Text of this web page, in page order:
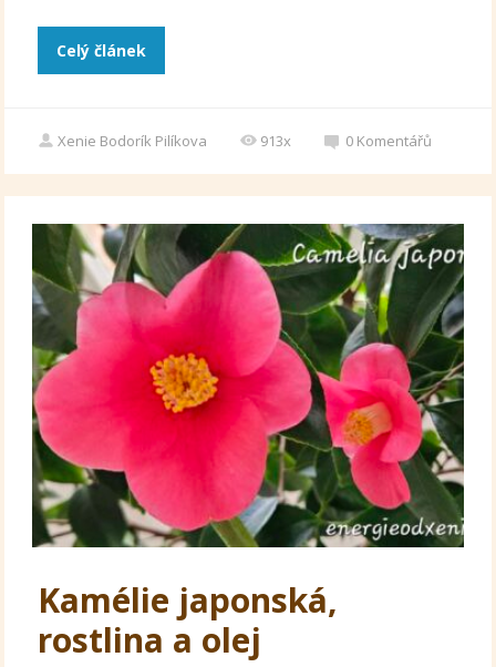
Celý článek
Xenie Bodorík Pilíkova 913x 0 Komentářů
Kamélie japonská,
rostlina a olej